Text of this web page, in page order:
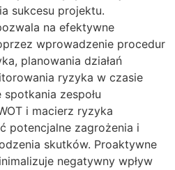
sukcesu projektu.
na efektywne
wprowadzenie procedur
planowania działań
ryzyka w czasie
zespołu
i macierz ryzyka
potencjalne zagrożenia i
skutków. Proaktywne
negatywny wpływ